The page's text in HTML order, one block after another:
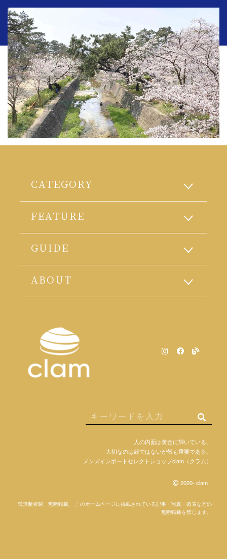
CATEGORY
FEATURE
GUIDE
ABOUT
人の内面は黄金に輝いている。
大切なのは殻ではないが殻も重要である。
メンズインポートセレクトショップclam（クラム）
2020- clam
禁無断複製、無断転載、 このホームページに掲載されている記事・写真・図表などの
無断転載を禁じます。